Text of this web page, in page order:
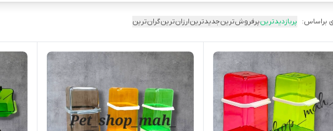
براساس: پربازدیدترینپرفروش‌ترینجدیدترینارزان‌ترینگران‌ترین